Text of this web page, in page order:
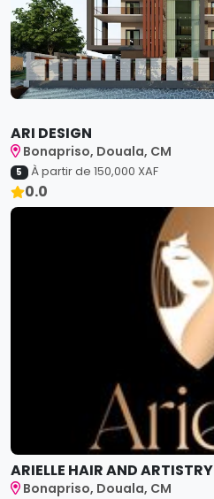
ARI DESIGN
Bonapriso, Douala, CM
5 À partir de 150,000 XAF
0.0
ARIELLE HAIR AND ARTISTRY
Bonapriso, Douala, CM